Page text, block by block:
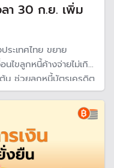
า 30 ก.ย. เพิ่ม
ระเทศไทย ขยาย
ไขลูกหนี้ค้างจ่ายไม่เกิน
น ช่วยลูกหนี้บัตรเครดิต